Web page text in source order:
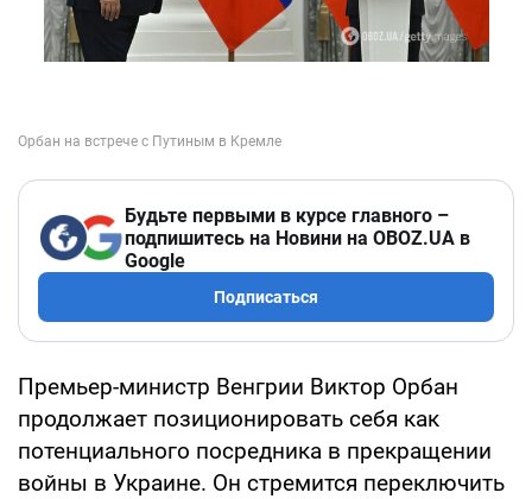
Будьте первыми в курсе главного –
подпишитесь на Новини на OBOZ.UA в
Google
Подписаться
Премьер-министр Венгрии Виктор Орбан
продолжает позиционировать себя как
потенциального посредника в прекращении
войны в Украине. Он стремится переключить